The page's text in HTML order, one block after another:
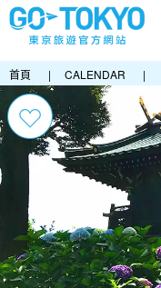
首頁 | CALENDAR |